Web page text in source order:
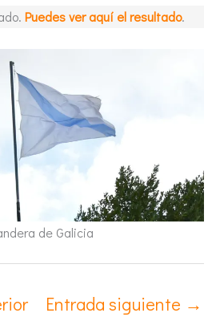
Puedes ver aquí el resultado.
de Galicia
Entrada siguiente →